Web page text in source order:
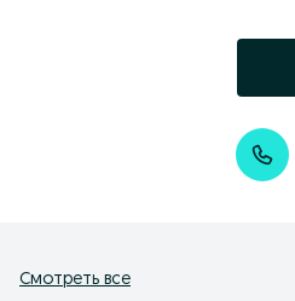
Смотреть все